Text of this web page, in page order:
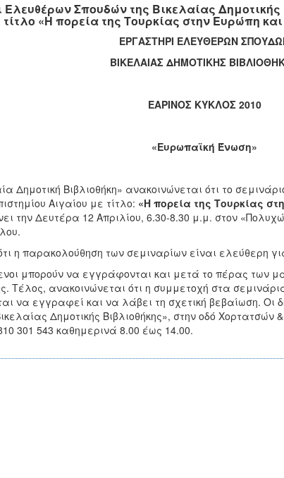
Σπουδών της Βικελαίας Δημοτικής
«Η πορεία της Τουρκίας στην Ευρώπη
ΕΡΓΑΣΤΗΡΙ ΕΛΕΥΘΕΡΩΝ
ΒΙΚΕΛΑΙΑΣ ΔΗΜΟΤΙΚΗΣ
ΕΑΡΙΝΟΣ ΚΥΚΛΟΣ 2010
«Ευρωπαϊκή Ένωση»
Δημοτική Βιβλιοθήκη» ανακοινώνεται ότι το
Αιγαίου με τίτλο: «Η πορεία της Τουρκίας
την Δευτέρα 12 Απριλίου, 6.30-8.30 μ.μ. στον
η παρακολούθηση των σεμιναρίων είναι ελεύθερη
μπορούν να εγγράφονται και μετά το πέρας των
Τέλος, ανακοινώνεται ότι η συμμετοχή στα
να εγγραφεί και να λάβει τη σχετική βεβαίωση. Οι
Δημοτικής Βιβλιοθήκης», στην οδό Χορτατσών
301 543 καθημερινά 8.00 έως 14.00.